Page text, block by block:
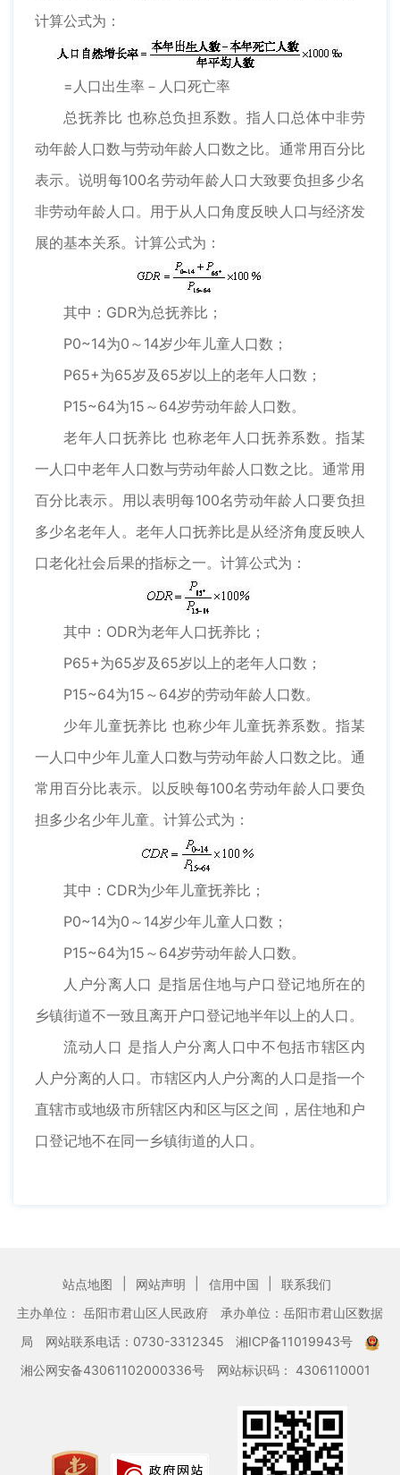
计算公式为：
=人口出生率－人口死亡率
总抚养比 也称总负担系数。指人口总体中非劳
动年龄人口数与劳动年龄人口数之比。通常用百分比
表示。说明每100名劳动年龄人口大致要负担多少名
非劳动年龄人口。用于从人口角度反映人口与经济发
展的基本关系。计算公式为：
其中：GDR为总抚养比；
P0~14为0～14岁少年儿童人口数；
P65+为65岁及65岁以上的老年人口数；
P15~64为15～64岁劳动年龄人口数。
老年人口抚养比 也称老年人口抚养系数。指某
一人口中老年人口数与劳动年龄人口数之比。通常用
百分比表示。用以表明每100名劳动年龄人口要负担
多少名老年人。老年人口抚养比是从经济角度反映人
口老化社会后果的指标之一。计算公式为：
其中：ODR为老年人口抚养比；
P65+为65岁及65岁以上的老年人口数；
P15~64为15～64岁的劳动年龄人口数。
少年儿童抚养比 也称少年儿童抚养系数。指某
一人口中少年儿童人口数与劳动年龄人口数之比。通
常用百分比表示。以反映每100名劳动年龄人口要负
担多少名少年儿童。计算公式为：
其中：CDR为少年儿童抚养比；
P0~14为0～14岁少年儿童人口数；
P15~64为15～64岁劳动年龄人口数。
人户分离人口 是指居住地与户口登记地所在的
乡镇街道不一致且离开户口登记地半年以上的人口。
流动人口 是指人户分离人口中不包括市辖区内
人户分离的人口。市辖区内人户分离的人口是指一个
直辖市或地级市所辖区内和区与区之间，居住地和户
口登记地不在同一乡镇街道的人口。
站点地图 网站声明 信用中国
联系我们
主办单位： 岳阳市君山区人民政府
承办单位：岳阳市君山区数据
局
网站联系电话：0730-3312345
湘ICP备11019943号
湘公网安备43061102000336号
网站标识码： 4306110001